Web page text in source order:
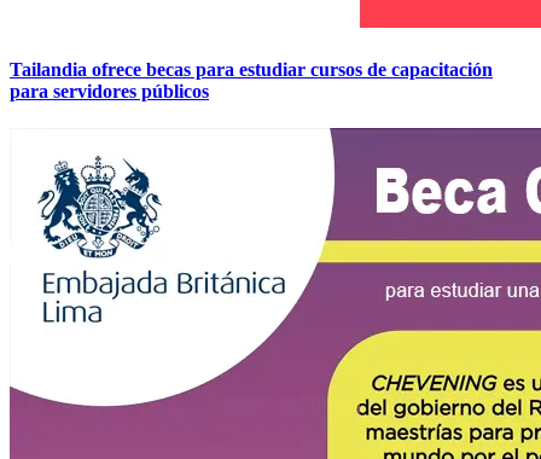
Tailandia ofrece becas para estudiar cursos de capacitación
para servidores públicos